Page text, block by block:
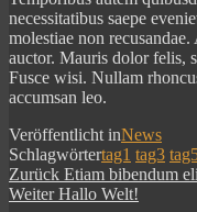
necessitatibus saepe
molestiae non
auctor. Mauris dolor felis,
Fusce wisi. Nullam
accumsan leo.
Veröffentlicht inNews
Schlagwörtertag1 tag3
Vorheriger
Beitrag
Zurück Etiam bibendum
Nächster
Weiter Hallo Welt!